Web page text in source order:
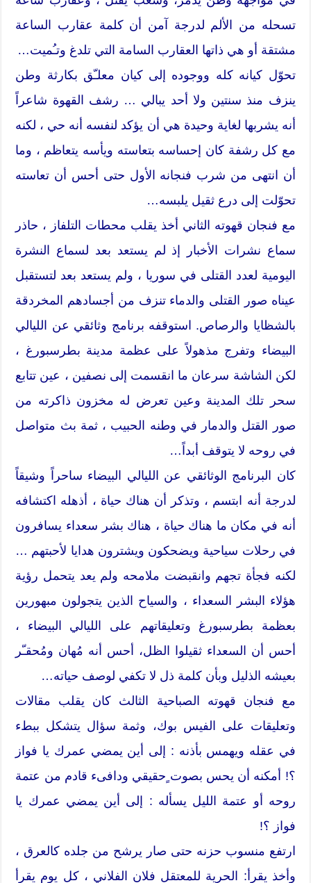
تسحله من الألم لدرجة آمن أن كلمة عقارب الساعة
مشتقة أو هي ذاتها العقارب السامة التي تلدغ وتـُميت…
تحوّل كيانه كله ووجوده إلى كيان معلـّق بكارثة وطن
ينزف منذ سنتين ولا أحد يبالي … رشف القهوة شاعراً
أنه يشربها لغاية وحيدة هي أن يؤكد لنفسه أنه حي ، لكنه
مع كل رشفة كان إحساسه بتعاسته ويأسه يتعاظم ، وما
أن انتهى من شرب فنجانه الأول حتى أحس أن تعاسته
تحوّلت إلى درع ثقيل يلبسه…
مع فنجان قهوته الثاني أخذ يقلب محطات التلفاز ، حاذر
سماع نشرات الأخبار إذ لم يستعد بعد لسماع النشرة
اليومية لعدد القتلى في سوريا ، ولم يستعد بعد لتستقبل
عيناه صور القتلى والدماء تنزف من أجسادهم المخردقة
بالشظايا والرصاص. استوقفه برنامج وثائقي عن الليالي
البيضاء وتفرج مذهولاً على عظمة مدينة بطرسبورغ ،
لكن الشاشة سرعان ما انقسمت إلى نصفين ، عين تتابع
سحر تلك المدينة وعين تعرض له مخزون ذاكرته من
صور القتل والدمار في وطنه الحبيب ، ثمة بث متواصل
في روحه لا يتوقف أبداً…
كان البرنامج الوثائقي عن الليالي البيضاء ساحراً وشيقاً
لدرجة أنه ابتسم ، وتذكر أن هناك حياة ، أذهله اكتشافه
أنه في مكان ما هناك حياة ، هناك بشر سعداء يسافرون
في رحلات سياحية ويضحكون ويشترون هدايا لأحبتهم …
لكنه فجأة تجهم وانقبضت ملامحه ولم يعد يتحمل رؤية
هؤلاء البشر السعداء ، والسياح الذين يتجولون مبهورين
بعظمة بطرسبورغ وتعليقاتهم على الليالي البيضاء ،
أحس أن السعداء ثقيلوا الظل، أحس أنه مُهان ومُحقـّر
بعيشه الذليل وبأن كلمة ذل لا تكفي لوصف حياته…
مع فنجان قهوته الصباحية الثالث كان يقلب مقالات
وتعليقات على الفيس بوك، وثمة سؤال يتشكل ببطء
في عقله ويهمس بأذنه : إلى أين يمضي عمرك يا فواز
؟! أمكنه أن يحس بصوت ٍحقيقي ودافىء قادم من عتمة
روحه أو عتمة الليل يسأله : إلى أين يمضي عمرك يا
فواز ؟!
ارتفع منسوب حزنه حتى صار يرشح من جلده كالعرق ،
وأخذ يقرأ: الحرية للمعتقل فلان الفلاني ، كل يوم يقرأ